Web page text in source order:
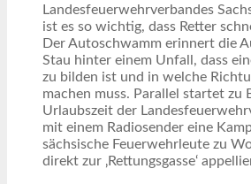
Landesfeuerwehrverbandes
ist es so wichtig, dass Retter
Der Autoschwamm erinnert die
Stau hinter einem Unfall, dass
zu bilden ist und in welche
machen muss. Parallel startet zu
Urlaubszeit der
mit einem Radiosender eine
sächsische Feuerwehrleute zu
direkt zur ‚Rettungsgasse‘